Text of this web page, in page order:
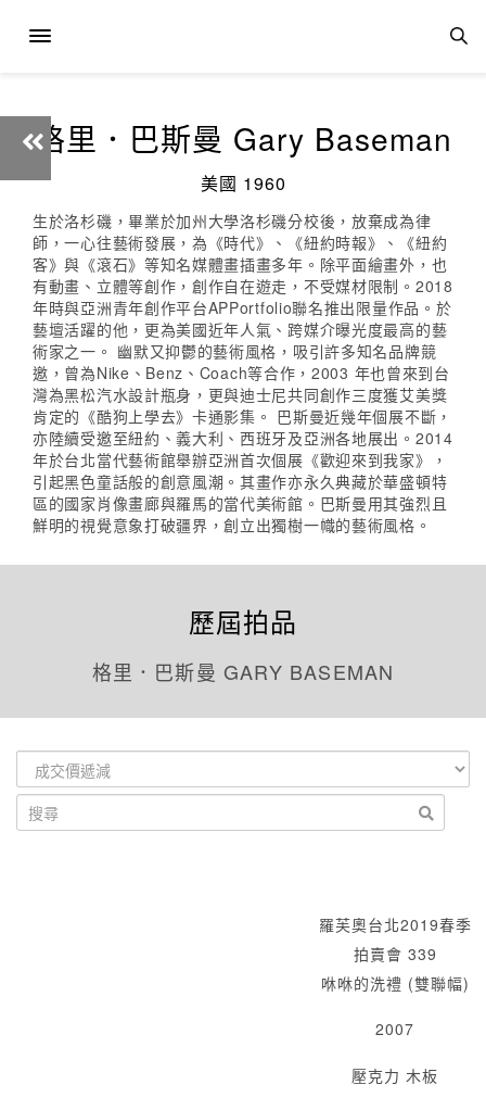
格里．巴斯曼 Gary Baseman
美國 1960
生於洛杉磯，畢業於加州大學洛杉磯分校後，放棄成為律
師，一心往藝術發展，為《時代》、《紐約時報》、《紐約
客》與《滾石》等知名媒體畫插畫多年。除平面繪畫外，也
有動畫、立體等創作，創作自在遊走，不受媒材限制。2018
年時與亞洲青年創作平台APPortfolio聯名推出限量作品。於
藝壇活躍的他，更為美國近年人氣、跨媒介曝光度最高的藝
術家之一。 幽默又抑鬱的藝術風格，吸引許多知名品牌競
邀，曾為Nike、Benz、Coach等合作，2003 年也曾來到台
灣為黑松汽水設計瓶身，更與迪士尼共同創作三度獲艾美獎
肯定的《酷狗上學去》卡通影集。 巴斯曼近幾年個展不斷，
亦陸續受邀至紐約、義大利、西班牙及亞洲各地展出。2014
年於台北當代藝術館舉辦亞洲首次個展《歡迎來到我家》，
引起黑色童話般的創意風潮。其畫作亦永久典藏於華盛頓特
區的國家肖像畫廊與羅馬的當代美術館。巴斯曼用其強烈且
鮮明的視覺意象打破疆界，創立出獨樹一幟的藝術風格。
歷屆拍品
格里．巴斯曼 GARY BASEMAN
羅芙奧台北2019春季
拍賣會 339
咻咻的洗禮 (雙聯幅)
2007
壓克力 木板